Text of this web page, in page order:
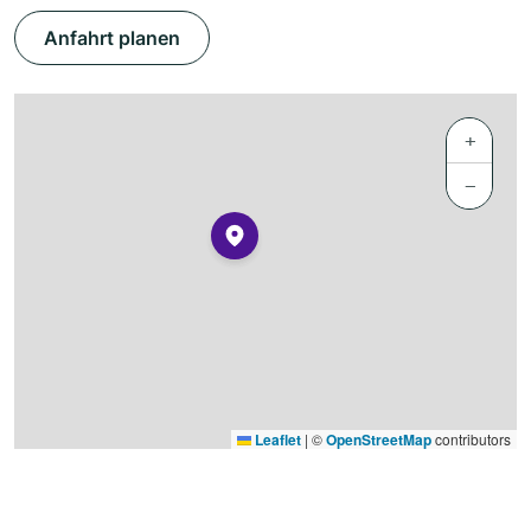
Anfahrt planen
+
−
Leaflet | ©OpenStreetMapcontributors